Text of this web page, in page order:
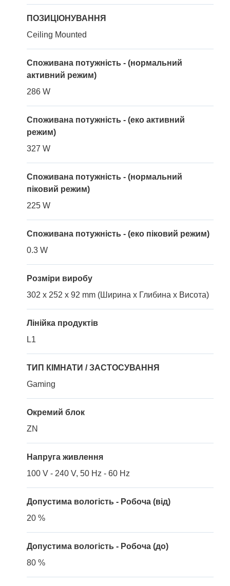
ПОЗИЦІОНУВАННЯ
Ceiling Mounted
Споживана потужність - (нормальний
активний режим)
286 W
Споживана потужність - (еко активний
режим)
327 W
Споживана потужність - (нормальний
піковий режим)
225 W
Споживана потужність - (еко піковий режим)
0.3 W
Розміри виробу
302 x 252 x 92 mm (Ширина x Глибина x Висота)
Лінійка продуктів
L1
ТИП КІМНАТИ / ЗАСТОСУВАННЯ
Gaming
Окремий блок
ZN
Напруга живлення
100 V - 240 V, 50 Hz - 60 Hz
Допустима вологість - Робоча (від)
20 %
Допустима вологість - Робоча (до)
80 %